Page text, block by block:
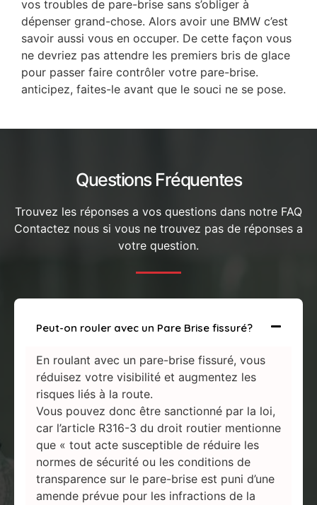
vos troubles de pare-brise sans s’obliger à
dépenser grand-chose. Alors avoir une BMW c’est
savoir aussi vous en occuper. De cette façon vous
ne devriez pas attendre les premiers bris de glace
pour passer faire contrôler votre pare-brise.
anticipez, faites-le avant que le souci ne se pose.
Questions Fréquentes
Trouvez les réponses a vos questions dans notre FAQ
Contactez nous si vous ne trouvez pas de réponses a
votre question.
Peut-on rouler avec un Pare Brise fissuré?
En roulant avec un pare-brise fissuré, vous
réduisez votre visibilité et augmentez les
risques liés à la route.
Vous pouvez donc être sanctionné par la loi,
car l’article R316-3 du droit routier mentionne
que « tout acte susceptible de réduire les
normes de sécurité ou les conditions de
transparence sur le pare-brise est puni d’une
amende prévue pour les infractions de la